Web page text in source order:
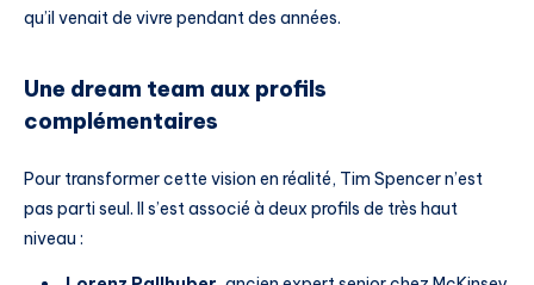
qu’il venait de vivre pendant des années.
Une dream team aux profils
complémentaires
Pour transformer cette vision en réalité, Tim Spencer n’est
pas parti seul. Il s’est associé à deux profils de très haut
niveau :